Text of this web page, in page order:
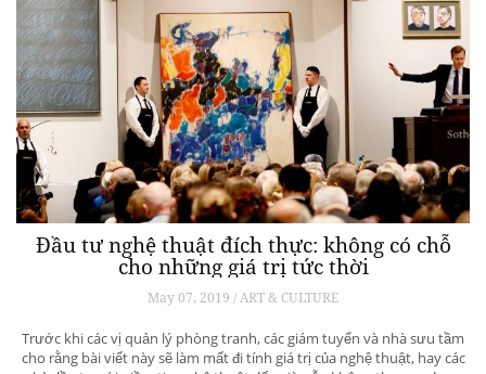
Đầu tư nghệ thuật đích thực: không có chỗ
cho những giá trị tức thời
May 07, 2019 / ART & CULTURE
Trước khi các vị quản lý phòng tranh, các giám tuyển và nhà sưu tầm
cho rằng bài viết này sẽ làm mất đi tính giá trị của nghệ thuật, hay các